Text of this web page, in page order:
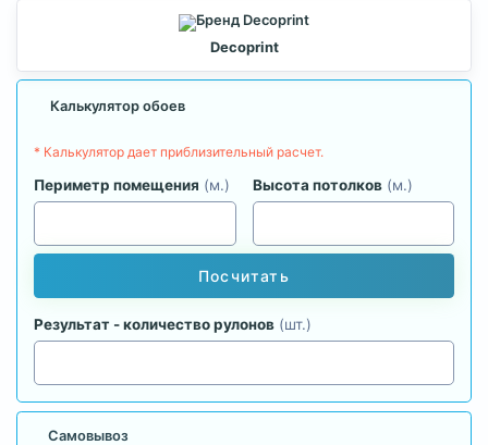
Decoprint
Калькулятор обоев
* Калькулятор дает приблизительный расчет.
Периметр помещения (м.) Высота потолков (м.)
Посчитать
Результат - количество рулонов (шт.)
Самовывоз